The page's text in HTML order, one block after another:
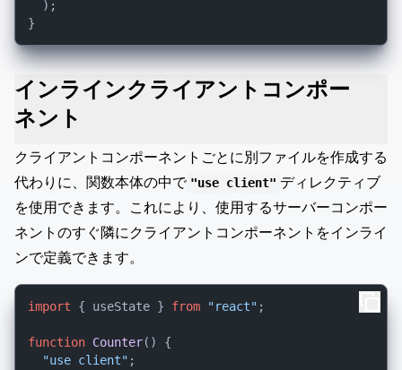
  );
インラインクライアントコンポー
ネント
クライアントコンポーネントごとに別ファイルを作成する
代わりに、関数本体の中で "use client" ディレクティブ
を使用できます。これにより、使用するサーバーコンポー
ネントのすぐ隣にクライアントコンポーネントをインライ
ンで定義できます。
import { useState } from "react" ;
function Counter( ) {
"use client" ;